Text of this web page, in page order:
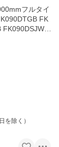
フルタイ
FK
を除く）